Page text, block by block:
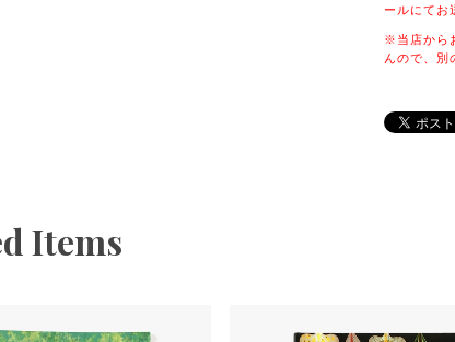
ールにてお
※当店から
んので、別
Items